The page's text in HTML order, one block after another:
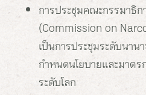
การประชุมคณะกรรมาธิก
(Commission on
เป็นการประชุมระดับนา
กำหนดนโยบายและมาต
ระดับโลก